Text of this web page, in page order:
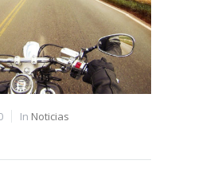
In Noticias